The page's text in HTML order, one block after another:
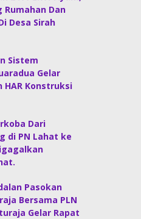
Rumahan Dan
Desa Sirah
Sistem
Gelar
HAR Konstruksi
Dari
di PN Lahat ke
Pasokan
Bersama PLN
Gelar Rapat